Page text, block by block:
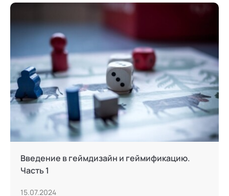
Введение в геймдизайн и геймификацию.
Часть 1
15.07.2024